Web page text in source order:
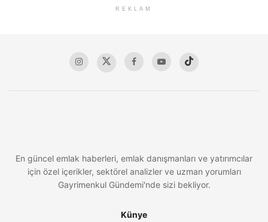
REKLAM
En güncel emlak haberleri, emlak danışmanları ve yatırımcılar
için özel içerikler, sektörel analizler ve uzman yorumları
Gayrimenkul Gündemi'nde sizi bekliyor.
Künye